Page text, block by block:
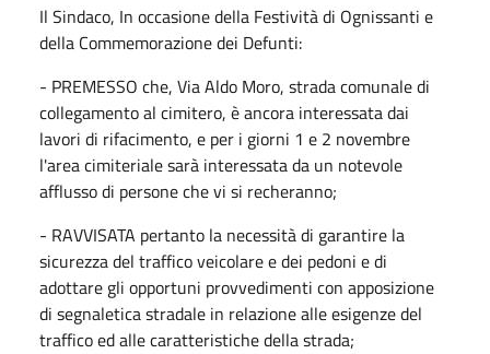
Il Sindaco, In occasione della Festività di Ognissanti e
della Commemorazione dei Defunti:
- PREMESSO che, Via Aldo Moro, strada comunale di
collegamento al cimitero, è ancora interessata dai
lavori di rifacimento, e per i giorni 1 e 2 novembre
l'area cimiteriale sarà interessata da un notevole
afflusso di persone che vi si recheranno;
- RAVVISATA pertanto la necessità di garantire la
sicurezza del traffico veicolare e dei pedoni e di
adottare gli opportuni provvedimenti con apposizione
di segnaletica stradale in relazione alle esigenze del
traffico ed alle caratteristiche della strada;